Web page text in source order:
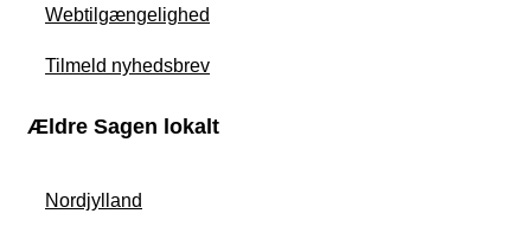
Webtilgængelighed
Tilmeld nyhedsbrev
Ældre Sagen lokalt
Nordjylland